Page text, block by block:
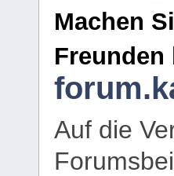
Machen
Freunden
Auf die